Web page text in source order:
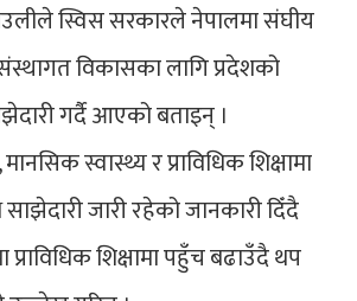
स्विस सरकारले नेपालमा संघीय
विकासका लागि प्रदेशको
गर्दै आएको बताइन् ।
स्वास्थ्य र प्राविधिक शिक्षामा
जारी रहेको जानकारी दिँदै
शिक्षामा पहुँच बढाउँदै थप